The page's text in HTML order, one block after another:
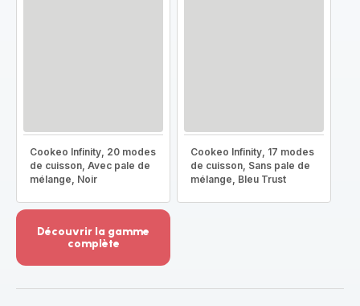
Cookeo Infinity, 20 modes
de cuisson, Avec pale de
mélange, Noir
Cookeo Infinity, 17 modes
de cuisson, Sans pale de
mélange, Bleu Trust
Découvrir la gamme
complète
-